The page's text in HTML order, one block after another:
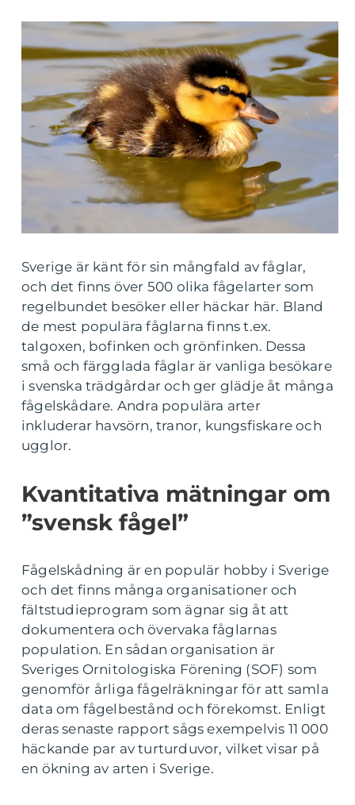
Sverige är känt för sin mångfald av fåglar,
och det finns över 500 olika fågelarter som
regelbundet besöker eller häckar här. Bland
de mest populära fåglarna finns t.ex.
talgoxen, bofinken och grönfinken. Dessa
små och färgglada fåglar är vanliga besökare
i svenska trädgårdar och ger glädje åt många
fågelskådare. Andra populära arter
inkluderar havsörn, tranor, kungsfiskare och
ugglor.
Kvantitativa mätningar om
”svensk fågel”
Fågelskådning är en populär hobby i Sverige
och det finns många organisationer och
fältstudieprogram som ägnar sig åt att
dokumentera och övervaka fåglarnas
population. En sådan organisation är
Sveriges Ornitologiska Förening (SOF) som
genomför årliga fågelräkningar för att samla
data om fågelbestånd och förekomst. Enligt
deras senaste rapport sågs exempelvis 11 000
häckande par av turturduvor, vilket visar på
en ökning av arten i Sverige.